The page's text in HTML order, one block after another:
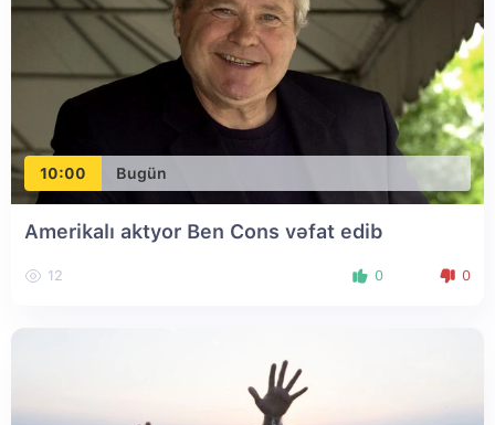
10:00 Bugün
Amerikalı aktyor Ben Cons vəfat edib
12 0 0